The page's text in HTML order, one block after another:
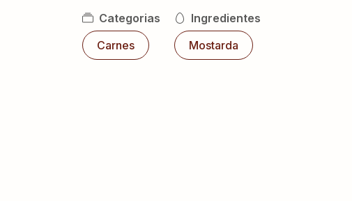
Categorias
Carnes
Ingredientes
Mostarda